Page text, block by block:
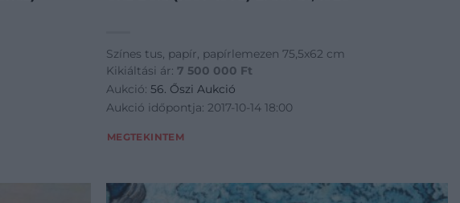
Színes tus, papír, papírlemezen 75,5x62 cm
Kikiáltási ár: 7 500 000 Ft
Aukció:56. Őszi Aukció
Aukció időpontja: 2017-10-14 18:00
MEGTEKINTEM